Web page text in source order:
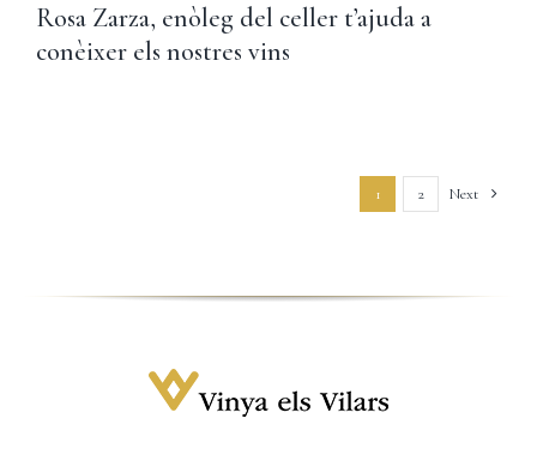
Rosa Zarza, enòleg del celler t’ajuda a
conèixer els nostres vins
1 2 Next